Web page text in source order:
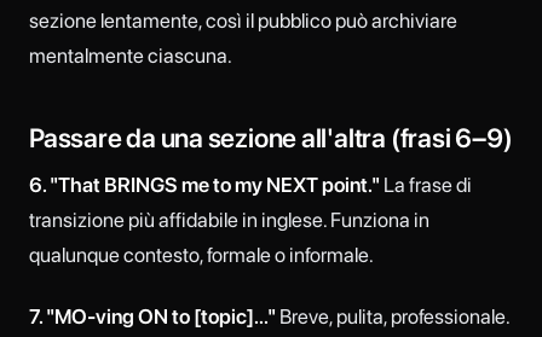
sezione lentamente, così il pubblico può archiviare
mentalmente ciascuna.
Passare da una sezione all'altra (frasi 6–9)
6. "That BRINGS me to my NEXT point." La frase di
transizione più affidabile in inglese. Funziona in
qualunque contesto, formale o informale.
7. "MO-ving ON to [topic]..." Breve, pulita, professionale.